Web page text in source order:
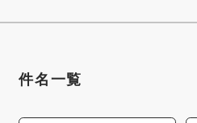
件名一覧